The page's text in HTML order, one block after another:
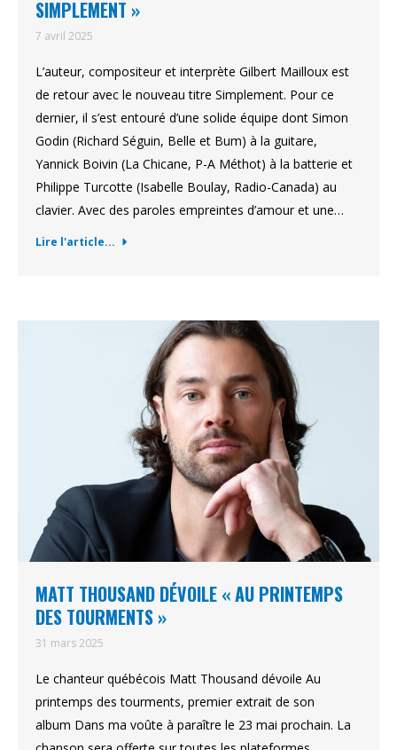
SIMPLEMENT »
7 avril 2025
L’auteur, compositeur et interprète Gilbert Mailloux est
de retour avec le nouveau titre Simplement. Pour ce
dernier, il s’est entouré d’une solide équipe dont Simon
Godin (Richard Séguin, Belle et Bum) à la guitare,
Yannick Boivin (La Chicane, P-A Méthot) à la batterie et
Philippe Turcotte (Isabelle Boulay, Radio-Canada) au
clavier. Avec des paroles empreintes d’amour et une…
Lire l'article...
MATT THOUSAND DÉVOILE « AU PRINTEMPS
DES TOURMENTS »
31 mars 2025
Le chanteur québécois Matt Thousand dévoile Au
printemps des tourments, premier extrait de son
album Dans ma voûte à paraître le 23 mai prochain. La